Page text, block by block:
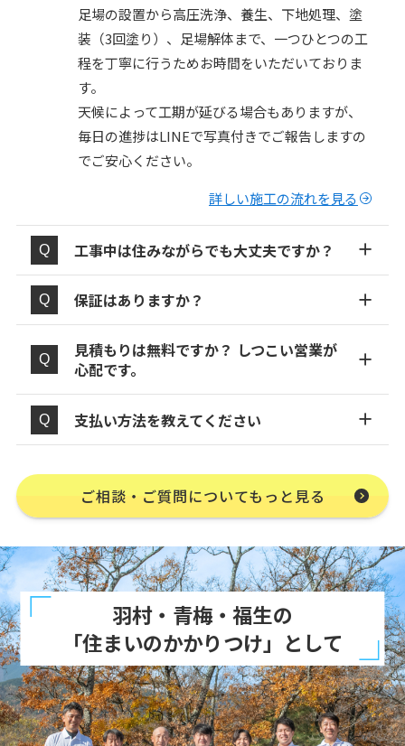
足場の設置から高圧洗浄、養生、下地処理、塗
装（3回塗り）、足場解体まで、一つひとつの工
程を丁寧に行うためお時間をいただいておりま
す。
天候によって工期が延びる場合もありますが、
毎日の進捗はLINEで写真付きでご報告しますの
でご安心ください。
詳しい施工の流れを見る
工事中は住みながらでも大丈夫ですか？
保証はありますか？
見積もりは無料ですか？ しつこい営業が
心配です。
支払い方法を教えてください
ご相談・ご質問についてもっと見る
羽村・青梅・福生の
「住まいのかかりつけ」として